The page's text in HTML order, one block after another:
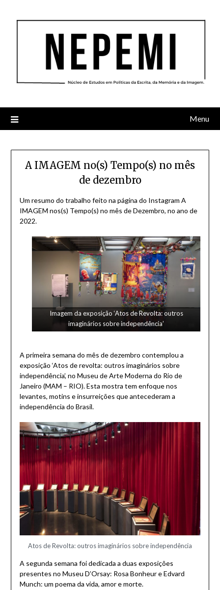
Menu
A IMAGEM no(s) Tempo(s) no mês
de dezembro
Um resumo do trabalho feito na página do Instagram A
IMAGEM nos(s) Tempo(s) no mês de Dezembro, no ano de
2022.
Imagem da exposição ‘Atos de Revolta: outros
imaginários sobre independência’
A primeira semana do mês de dezembro contemplou a
exposição ‘Atos de revolta: outros imaginários sobre
independência’, no Museu de Arte Moderna do Rio de
Janeiro (MAM – RIO). Esta mostra tem enfoque nos
levantes, motins e insurreições que antecederam a
independência do Brasil.
Atos de Revolta: outros imaginários sobre independência
A segunda semana foi dedicada a duas exposições
presentes no Museu D’Orsay: Rosa Bonheur e Edvard
Munch: um poema da vida, amor e morte.